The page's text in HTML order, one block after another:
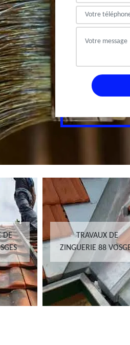
DE
TRAVAUX DE
ZINGUERIE 88